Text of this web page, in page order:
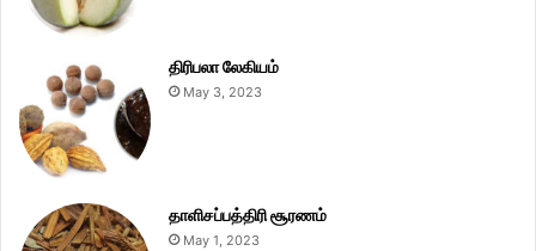
திரிபலா லேகியம்
May 3, 2023
தாளிசப்பத்திரி சூரணம்
May 1, 2023